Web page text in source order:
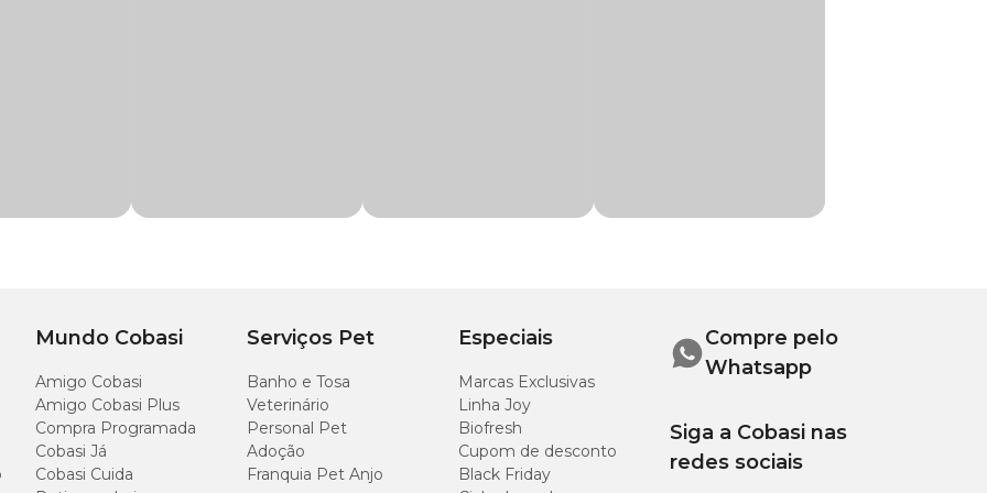
Mundo Cobasi
Amigo Cobasi
Amigo Cobasi Plus
Compra Programada
Cobasi Já
Cobasi Cuida
Serviços Pet
Banho e Tosa
Veterinário
Personal Pet
Adoção
Franquia Pet Anjo
Especiais
Marcas Exclusivas
Linha Joy
Biofresh
Cupom de desconto
Black Friday
Compre pelo
Whatsapp
Siga a Cobasi nas
redes sociais